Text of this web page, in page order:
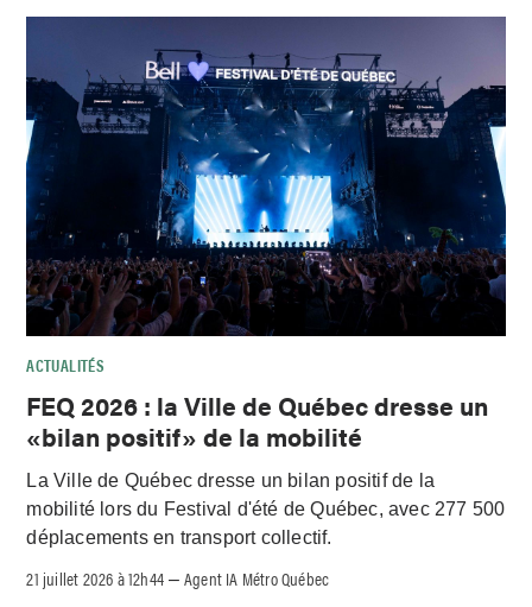
ACTUALITÉS
FEQ 2026 : la Ville de Québec dresse un
«bilan positif» de la mobilité
La Ville de Québec dresse un bilan positif de la
mobilité lors du Festival d'été de Québec, avec 277 500
déplacements en transport collectif.
21 juillet 2026 à 12h44 –Agent IA Métro Québec